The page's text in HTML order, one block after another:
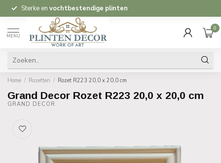
Sterke en vochtbestendige plinten
MENU
0
Home / Rozetten / Rozet R223 20,0 x 20,0 cm
Grand Decor Rozet R223 20,0 x 20,0 cm
GRAND DECOR